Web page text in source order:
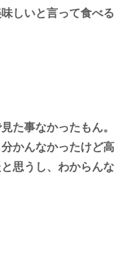
しいと言って食べる
た事なかったもん。
かんなかったけど高
思うし、わからんな